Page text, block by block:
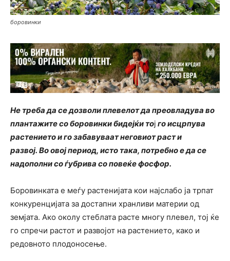
боровинки
Не треба да се дозволи плевелот да преовладува во
плантажите со боровинки бидејќи тој го исцрпува
растението и го забавуваат неговиот раст и
развој. Во овој период, исто така, потребно е да се
надополни со ѓубрива со повеќе фосфор.
Боровинката е меѓу растенијата кои најслабо ја трпат
конкуренцијата за достапни хранливи материи од
земјата. Ако околу стеблата расте многу плевел, тој ќе
го спречи растот и развојот на растението, како и
редовното плодоносење.